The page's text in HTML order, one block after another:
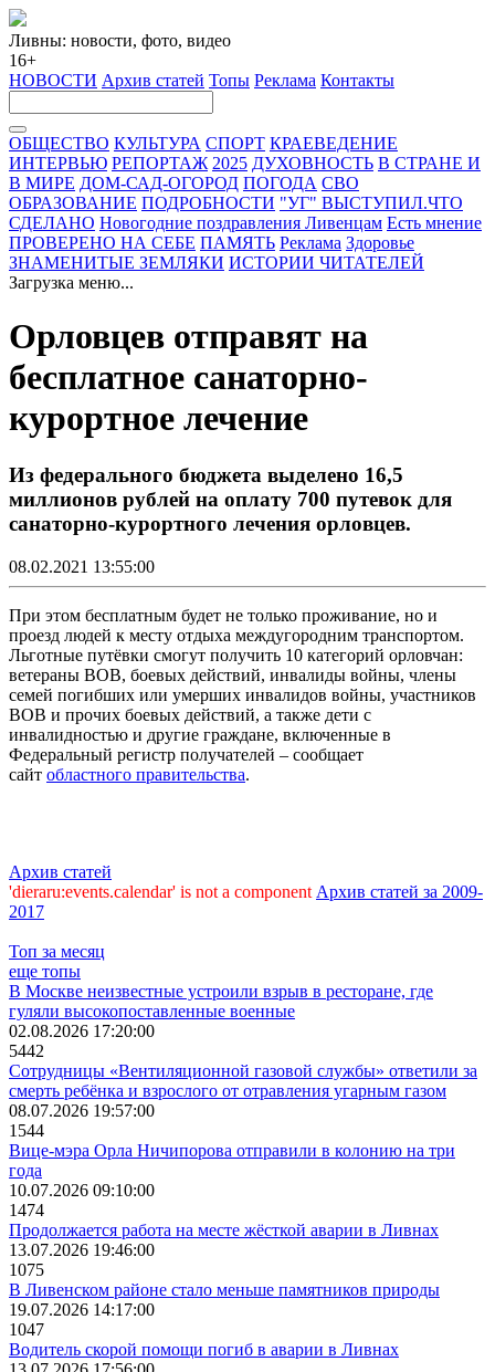
Ливны: новости, фото, видео
16+
НОВОСТИ Архив статей Топы Реклама Контакты
ОБЩЕСТВО КУЛЬТУРА СПОРТ КРАЕВЕДЕНИЕ
ИНТЕРВЬЮ РЕПОРТАЖ 2025 ДУХОВНОСТЬ В СТРАНЕ И
В МИРЕ ДОМ-САД-ОГОРОД ПОГОДА СВО
ОБРАЗОВАНИЕ ПОДРОБНОСТИ "УГ" ВЫСТУПИЛ.ЧТО
СДЕЛАНО Новогодние поздравления Ливенцам Есть мнение
ПРОВЕРЕНО НА СЕБЕ ПАМЯТЬ Реклама Здоровье
ЗНАМЕНИТЫЕ ЗЕМЛЯКИ ИСТОРИИ ЧИТАТЕЛЕЙ
Загрузка меню...
Орловцев отправят на
бесплатное санаторно-
курортное лечение
Из федерального бюджета выделено 16,5
миллионов рублей на оплату 700 путевок для
санаторно-курортного лечения орловцев.
08.02.2021 13:55:00
При этом бесплатным будет не только проживание, но и
проезд людей к месту отдыха междугородним транспортом.
Льготные путёвки смогут получить 10 категорий орловчан:
ветераны ВОВ, боевых действий, инвалиды войны, члены
семей погибших или умерших инвалидов войны, участников
ВОВ и прочих боевых действий, а также дети с
инвалидностью и другие граждане, включенные в
Федеральный регистр получателей – сообщает
сайт областного правительства.
Архив статей
'dieraru:events.calendar' is not a component Архив статей за 2009-
2017
Топ за месяц
еще топы
В Москве неизвестные устроили взрыв в ресторане, где
гуляли высокопоставленные военные
02.08.2026 17:20:00
5442
Сотрудницы «Вентиляционной газовой службы» ответили за
смерть ребёнка и взрослого от отравления угарным газом
08.07.2026 19:57:00
1544
Вице-мэра Орла Ничипорова отправили в колонию на три
года
10.07.2026 09:10:00
1474
Продолжается работа на месте жёсткой аварии в Ливнах
13.07.2026 19:46:00
1075
В Ливенском районе стало меньше памятников природы
19.07.2026 14:17:00
1047
Водитель скорой помощи погиб в аварии в Ливнах